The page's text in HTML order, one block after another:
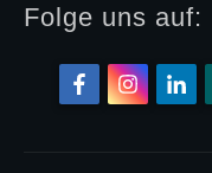
Folge uns auf: